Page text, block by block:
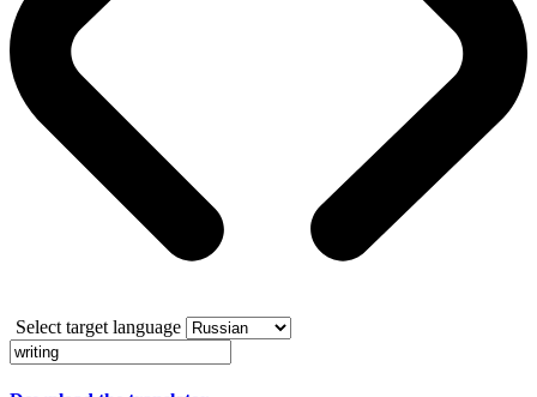
Select target language